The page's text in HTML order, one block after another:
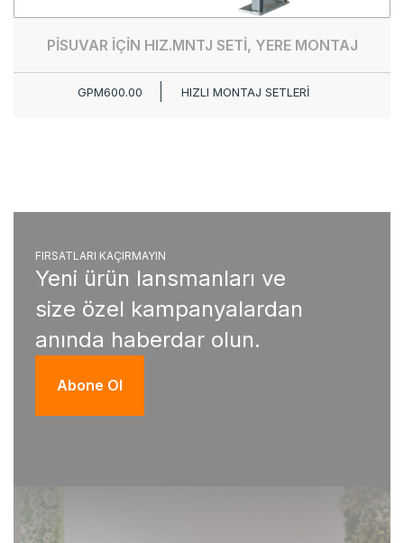
PİSUVAR İÇİN HIZ.MNTJ SETİ, YERE MONTAJ
GPM600.00 HIZLI MONTAJ SETLERİ
FIRSATLARI KAÇIRMAYIN
Yeni ürün lansmanları ve
size özel kampanyalardan
anında haberdar olun.
Abone Ol